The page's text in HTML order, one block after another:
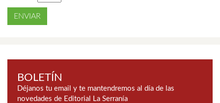
BOLETÍN
Déjanos tu email y te mantendremos al día de las
novedades de Editorial La Serranía